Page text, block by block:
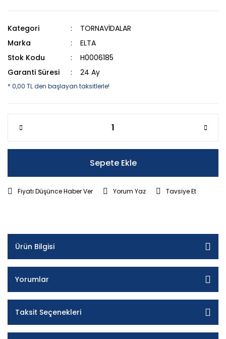
Kategori
TORNAVİDALAR
Marka
ELTA
Stok Kodu
H0006185
Garanti Süresi
24 Ay
* 0,00 TL den başlayan taksitlerle!
Sepete Ekle
Fiyatı Düşünce Haber Ver Yorum Yaz Tavsiye Et
Ürün Bilgisi
Yorumlar
Taksit Seçenekleri